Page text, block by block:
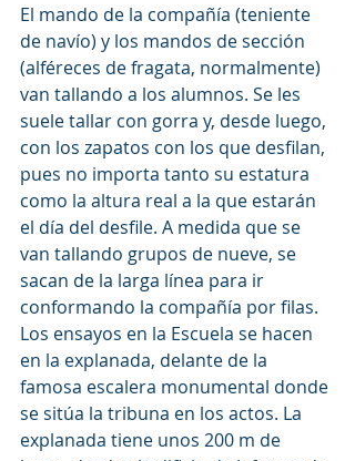
El mando de la compañía (teniente
de navío) y los mandos de sección
(alféreces de fragata, normalmente)
van tallando a los alumnos. Se les
suele tallar con gorra y, desde luego,
con los zapatos con los que desfilan,
pues no importa tanto su estatura
como la altura real a la que estarán
el día del desfile. A medida que se
van tallando grupos de nueve, se
sacan de la larga línea para ir
conformando la compañía por filas.
Los ensayos en la Escuela se hacen
en la explanada, delante de la
famosa escalera monumental donde
se sitúa la tribuna en los actos. La
explanada tiene unos 200 m de